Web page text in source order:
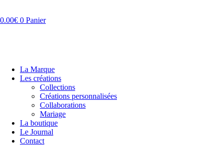
contenu
0.00€ 0 Panier
La Marque
Les créations
Collections
Créations personnalisées
Collaborations
Mariage
La boutique
Le Journal
Contact